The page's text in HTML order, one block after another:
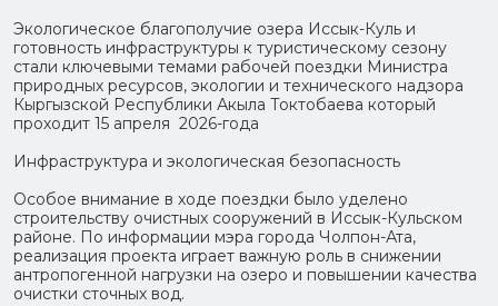
Экологическое благополучие озера Иссык-Куль и
готовность инфраструктуры к туристическому сезону
стали ключевыми темами рабочей поездки Министра
природных ресурсов, экологии и технического надзора
Кыргызской Республики Акыла Токтобаева который
проходит 15 апреля 2026-года
Инфраструктура и экологическая безопасность
Особое внимание в ходе поездки было уделено
строительству очистных сооружений в Иссык-Кульском
районе. По информации мэра города Чолпон-Ата,
реализация проекта играет важную роль в снижении
антропогенной нагрузки на озеро и повышении качества
очистки сточных вод.